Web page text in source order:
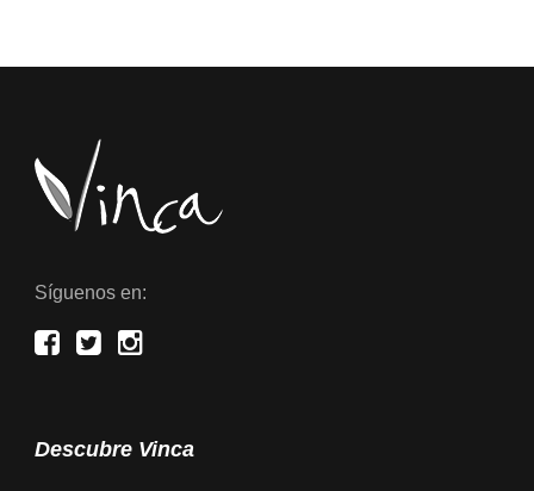
Síguenos en:
Descubre Vinca